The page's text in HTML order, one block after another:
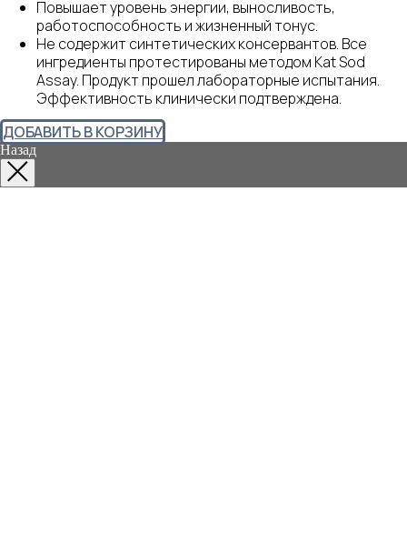
Повышает уровень энергии, выносливость,
работоспособность и жизненный тонус.
Не содержит синтетических консервантов. Все
ингредиенты протестированы методом Kat Sod
Assay. Продукт прошел лабораторные испытания.
Эффективность клинически подтверждена.
ДОБАВИТЬ В КОРЗИНУ
Назад